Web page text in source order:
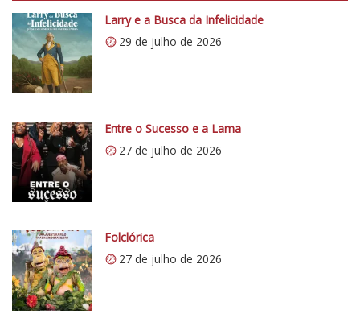
p
s
:
/
/
0
.
w
p
.
c
o
m
/
v
Larry e a Busca da Infelicidade
29 de julho de 2026
Entre o Sucesso e a Lama
27 de julho de 2026
Folclórica
27 de julho de 2026